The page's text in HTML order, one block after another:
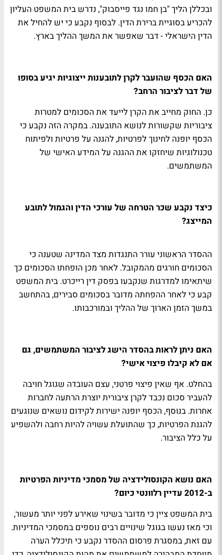
ובכללן הליך "בן חמו נגד פייסבוק", נדרש בית המשפט העליון
להכריע בסוגיית ברירת הדין. לבסוף נקבע כי יש להחיל את
הדין הישראלי - דבר שאפשר את המשך ההליך בארץ.
האם הכסף שהועבר לקרן לתובענות ייצוגיות יגיע בסופו
של דבר לציבור הרחב?
כן. החוק מחייב את הקרן לייעד את הסכומים למטרות
ציבוריות שקשורות לנושא התובענה. במקרה הזה נקבע כי
הכסף יופנה לחינוך לפרטיות, להגנה על פרטיות ולפיתוח
טכנולוגיות שיחזקו את ההגנה על המידע האישי של
המשתמשים.
כיצד נקבע שכר הטרחה של עורכי הדין והגמול לתובע
המייצג?
ההסדר הראשוני עורר התנגדות מצד המדינה שטענה כי
הסכומים חורגים מהמקובל. לאחר מכן הופחתו הסכומים כך
שיתאימו למדרגות שנקבעו בפסק דין רייכרט. בית המשפט
קבע כי לאחר ההפחתה מדובר בסכומים סבירים, בהתחשב
במשך הזמן הארוך של ההליך ובמורכבותו.
האם ניתן לראות בהסדר הישג לציבור המשתמשים, גם
אם לא קיבלו פיצוי אישי?
בהחלט. אף שאין פיצוי פרטני, עצם העובדה שגוגל חויבה
להעביר סכום נכבד לקרן ציבורית יוצרת הרתעה לחברות
אחרות. בנוסף, הכסף יופנה ישירות לקידום נושאים שנוגעים
להגנת הפרטיות, כך שהתועלת עשויה להיות רחבה ולהשפיע
על כלל הציבור.
האם נושא הקונסולידציה של מסמכי מדיניות הפרטיות
ב-2012 עדיין רלוונטי כיום?
בית המשפט ציין כי מדובר בשינוי שאירע לפני יותר מעשור,
וכי מאז נעשו בגוגל שינויים רבים נוספים במסמכי המדיניות.
עם זאת, במסגרת פרסום ההסדר נקבע כי תיכלל הערה